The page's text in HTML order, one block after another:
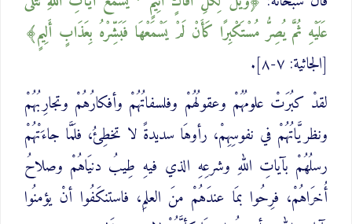
عَلَيْهِ ثُمَّ يُصِرُّ ‌مُسْتَكْبِرًا كَأَنْ لَمْ يَسْمَعْهَا فَبَشِّرْهُ بِعَذَابٍ أَلِيمٍ
[الجاثية: ٧-٨].
لقدْ كبُرَتْ علومُهُمْ وعقولُهُمْ وفلسفاتُهُمْ وأفكارُهُمْ وتجارِبُهُمْ
ونظريَّاتُهُمْ في نفوسِهِمْ، رأوهَا سديدةً لا تخطِئُ، فلَمَّا جاءَتْهُمْ
رسلُهُمْ بآياتِ اللهِ وشرعِهِ الذي فيهِ طِيبُ دنيَاهُمْ وصلاحُ
أُخرَاهُمْ، فرِحُوا بمَا عندَهُمْ منَ العلمِ، فاستنكَفُوا أنْ يؤمنُوا